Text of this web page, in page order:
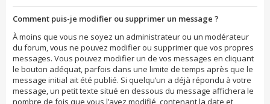
Comment puis-je modifier ou supprimer un message ?
À moins que vous ne soyez un administrateur ou un modérateur
du forum, vous ne pouvez modifier ou supprimer que vos propres
messages. Vous pouvez modifier un de vos messages en cliquant
le bouton adéquat, parfois dans une limite de temps après que le
message initial ait été publié. Si quelqu’un a déjà répondu à votre
message, un petit texte situé en dessous du message affichera le
nombre de fois que vous l’avez modifié, contenant la date et